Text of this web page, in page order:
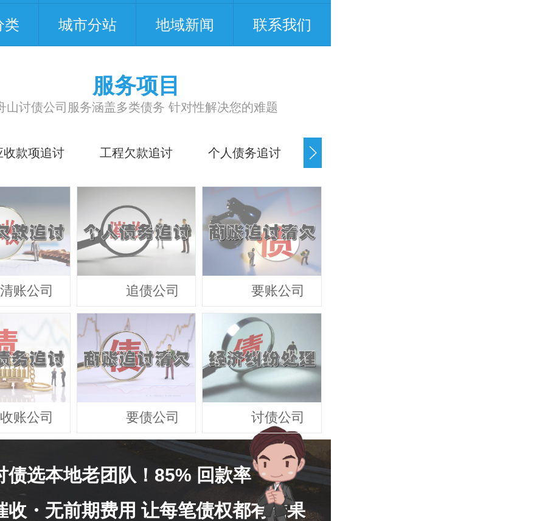
类 城市分站 地域新闻 联系我们
服务项目
山讨债公司服务涵盖多类债务 针对性解决您的难题
收款项追讨 工程欠款追讨 个人债务追讨 债务纠纷处理
清账公司
收账公司
追债公司
要债公司
要账公司
讨债公司
债选本地老团队！85% 回款率
收・无前期费用 让每笔债权都有结果